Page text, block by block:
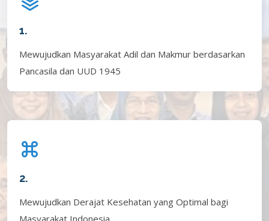
1.
Mewujudkan Masyarakat Adil dan Makmur berdasarkan
Pancasila dan UUD 1945
2.
Mewujudkan Derajat Kesehatan yang Optimal bagi
Masyarakat Indonesia